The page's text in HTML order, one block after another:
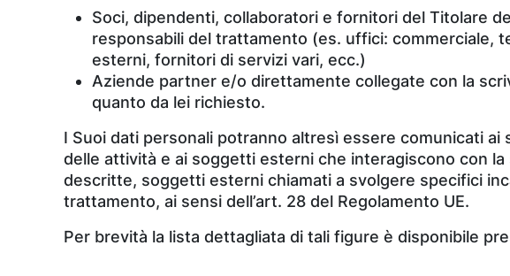
Soci, dipendenti, collaboratori e fornitori del Titolare
responsabili del trattamento (es. uffici: commerciale,
esterni, fornitori di servizi vari, ecc.)
Aziende partner e/o direttamente collegate con la
quanto da lei richiesto.
I Suoi dati personali potranno altresì essere comunicati
delle attività e ai soggetti esterni che interagiscono con
descritte, soggetti esterni chiamati a svolgere specifici
trattamento, ai sensi dell’art. 28 del Regolamento UE.
Per brevità la lista dettagliata di tali figure è disponibile